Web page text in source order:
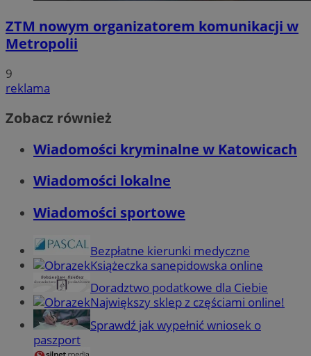
ZTM nowym organizatorem komunikacji w
Metropolii
9
reklama
Zobacz również
Wiadomości kryminalne w Katowicach
Wiadomości lokalne
Wiadomości sportowe
Bezpłatne kierunki medyczne
Książeczka sanepidowska online
Doradztwo podatkowe dla Ciebie
Największy sklep z częściami online!
Sprawdź jak wypełnić wniosek o
paszport